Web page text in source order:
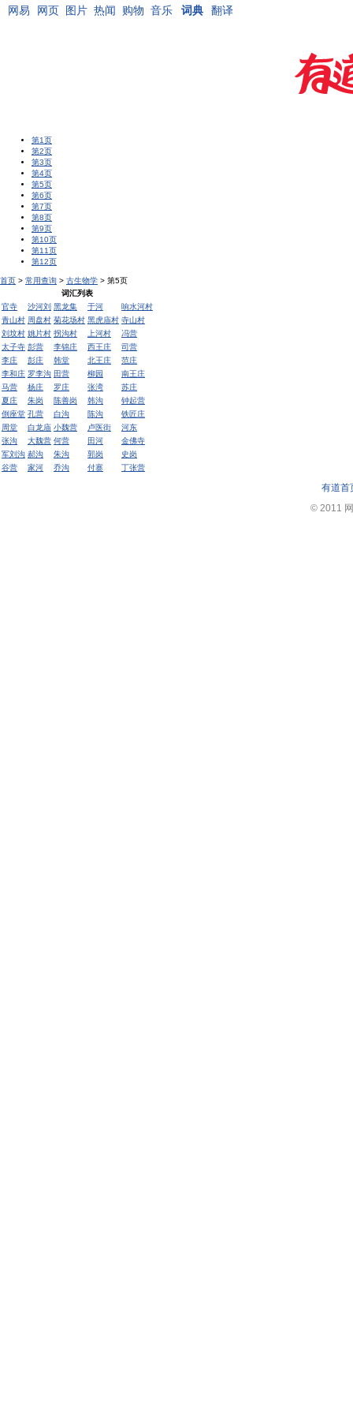
网易 网页 图片 热闻 购物 音乐 词典 翻译
第1页
第2页
第3页
第4页
第5页
第6页
第7页
第8页
第9页
第10页
第11页
第12页
首页 > 常用查询 > 古生物学 > 第5页
词汇列表
官寺
沙河刘 黑龙集 于河
响水河村
青山村 周盘村 菊花场村 黑虎庙村 寺山村
刘坟村 姚片村 拐沟村 上河村
冯营
太子寺 彭营 李锦庄 西王庄
司营
李庄
彭庄 韩堂 北王庄
范庄
李和庄 罗李沟 田营 柳园
南王庄
马营
杨庄 罗庄 张湾
苏庄
夏庄
朱岗 陈善岗 韩沟
钟起营
倒座堂 孔营 白沟 陈沟
铁匠庄
周堂
白龙庙 小魏营 卢医街
河东
张沟
大魏营 何营 田河
金佛寺
军刘沟 郝沟 朱沟 郭岗
史岗
谷营
家河 乔沟 付寨 丁张营
有道首
© 2011